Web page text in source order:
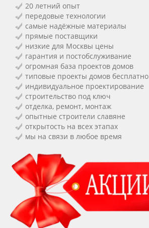
20 летний опыт
передовые технологии
самые надёжные материалы
прямые поставщики
низкие для Москвы цены
гарантия и постобслуживание
огромная база проектов домов
типовые проекты домов бесплатно
индивидуальное проектирование
строительство под ключ
отделка, ремонт, монтаж
опытные строители славяне
открытость на всех этапах
мы на связи в любое время